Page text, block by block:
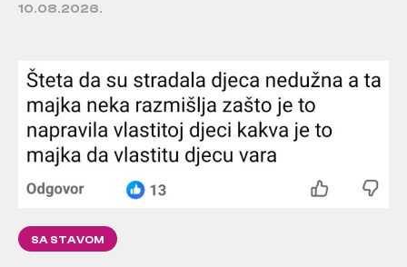
10.08.2026.
SA STAVOM